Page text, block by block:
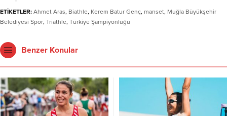
ETİKETLER: Ahmet Aras, Biathle, Kerem Batur Genç, manset, Muğla Büyükşehir
Belediyesi Spor, Triathle, Türkiye Şampiyonluğu
Benzer Konular